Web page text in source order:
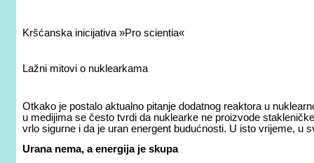
Kršćanska inicijativa »Pro scientia«
Lažni mitovi o nuklearkama
Otkako je postalo aktualno pitanje dodatnog reaktora u
u medijima se često tvrdi da nuklearke ne proizvode
vrlo sigurne i da je uran energent budućnosti. U isto vrijeme, u
Urana nema, a energija je skupa